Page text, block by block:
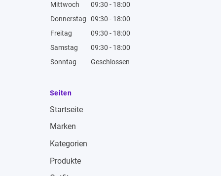
Mittwoch
09:30 - 18:00
Donnerstag
09:30 - 18:00
Freitag
09:30 - 18:00
Samstag
09:30 - 18:00
Sonntag
Geschlossen
Seiten
Startseite
Marken
Kategorien
Produkte